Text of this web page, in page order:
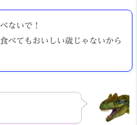
ないで！
べてもおいしい歳じゃないから